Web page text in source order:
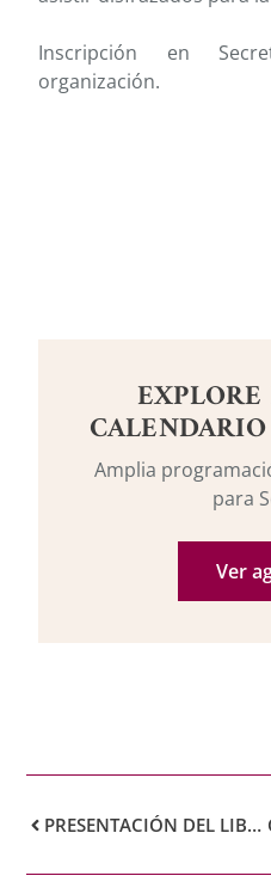
Inscripción en
organización.
Amplia
para
Ver
PRESENTACIÓN DEL LIBRO FUTURO IMPERFECTO